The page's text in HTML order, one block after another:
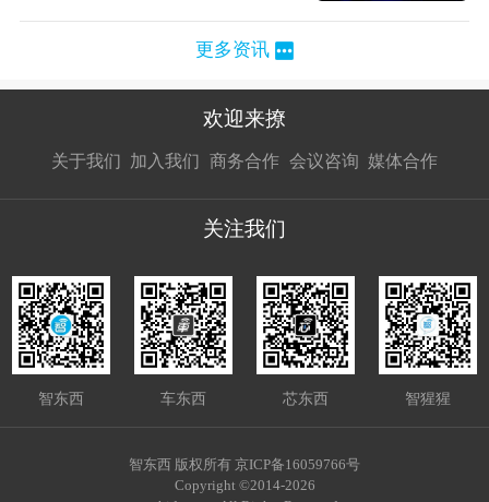
更多资讯
欢迎来撩
关于我们 加入我们
接扔简历
商务合作
接开聊
会议咨询 媒体合作
接开聊
关注我们
智东西 车东西 芯东西 智猩猩
智东西 版权所有 京ICP备16059766号
Copyright ©2014-2026